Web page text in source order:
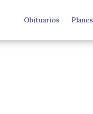
Obituarios Planes